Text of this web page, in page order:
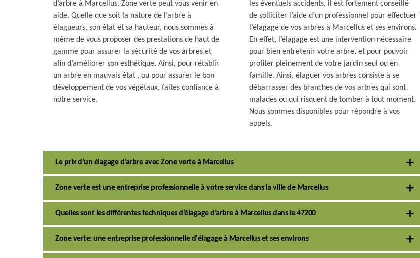
d’arbre à Marcellus, Zone verte peut vous venir en
aide. Quelle que soit la nature de l’arbre à
élagueurs, son état et sa hauteur, nous sommes à
même de vous proposer des prestations de haut de
gamme pour assurer la sécurité de vos arbres et
afin d’améliorer son esthétique. Ainsi, pour rétablir
un arbre en mauvais état , ou pour assurer le bon
développement de vos végétaux, faites confiance à
notre service.
les éventuels accidents, il est fortement conseillé
de solliciter l’aide d’un professionnel pour effectuer
l’élagage de vos arbres à Marcellus et ses environs.
En effet, l’élagage est une intervention nécessaire
pour bien entretenir votre arbre, et pour pouvoir
profiter pleinement de votre jardin seul ou en
famille. Ainsi, élaguer vos arbres consiste à se
débarrasser des branches de vos arbres qui sont
malades ou qui risquent de tomber à tout moment.
Nous sommes disponibles pour répondre à vos
appels.
Le prix d’un élagage d’arbre avec Zone verte à Marcellus
Zone verte est une entreprise professionnelle à votre service dans la ville de Marcellus
Quelles sont les différentes techniques d’élagage d’arbre à Marcellus dans le 47200
Zone verte: une entreprise professionnelle d'élagage à Marcellus et ses environs